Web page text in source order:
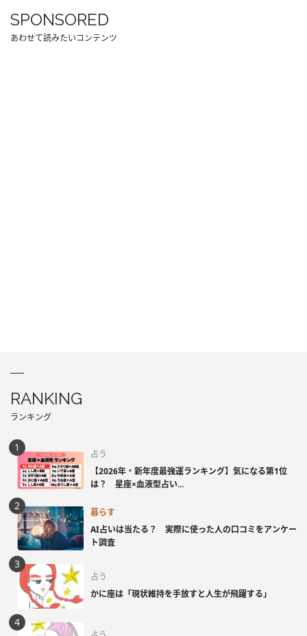
SPONSORED
あわせて読みたいコンテンツ
RANKING
ランキング
占う
【2026年・新年度最強運ランキング】気になる第1位
は？ 星座×血液型占い...
暮らす
AI占いは当たる？ 実際に使った人の口コミをアンケー
ト調査
占う
かに座は「現状維持を手放すと人生が飛躍する」